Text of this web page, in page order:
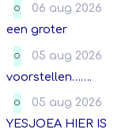
O 06 aug 2026
een groter
O 05 aug 2026
voorstellen…….
O 05 aug 2026
YESJOEA HIER IS